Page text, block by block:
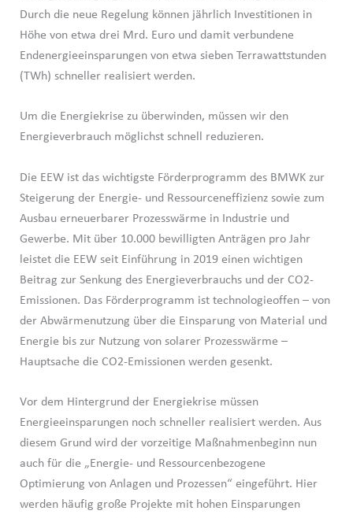
Durch die neue Regelung können jährlich Investitionen in
Höhe von etwa drei Mrd. Euro und damit verbundene
Endenergieeinsparungen von etwa sieben Terrawattstunden
(TWh) schneller realisiert werden.
Um die Energiekrise zu überwinden, müssen wir den
Energieverbrauch möglichst schnell reduzieren.
Die EEW ist das wichtigste Förderprogramm des BMWK zur
Steigerung der Energie- und Ressourceneffizienz sowie zum
Ausbau erneuerbarer Prozesswärme in Industrie und
Gewerbe. Mit über 10.000 bewilligten Anträgen pro Jahr
leistet die EEW seit Einführung in 2019 einen wichtigen
Beitrag zur Senkung des Energieverbrauchs und der CO2-
Emissionen. Das Förderprogramm ist technologieoffen – von
der Abwärmenutzung über die Einsparung von Material und
Energie bis zur Nutzung von solarer Prozesswärme –
Hauptsache die CO2-Emissionen werden gesenkt.
Vor dem Hintergrund der Energiekrise müssen
Energieeinsparungen noch schneller realisiert werden. Aus
diesem Grund wird der vorzeitige Maßnahmenbeginn nun
auch für die „Energie- und Ressourcenbezogene
Optimierung von Anlagen und Prozessen“ eingeführt. Hier
werden häufig große Projekte mit hohen Einsparungen